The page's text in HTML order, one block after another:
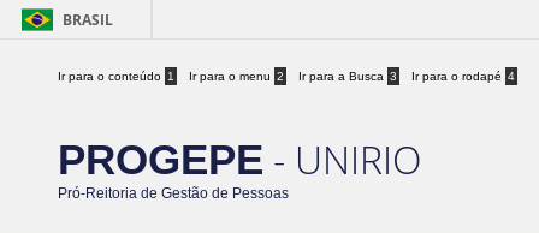
BRASIL
Ir para o conteúdo 1 Ir para o menu 2 Ir para a Busca 3 Ir para o rodapé 4
PROGEPE - UNIRIO
Pró-Reitoria de Gestão de Pessoas